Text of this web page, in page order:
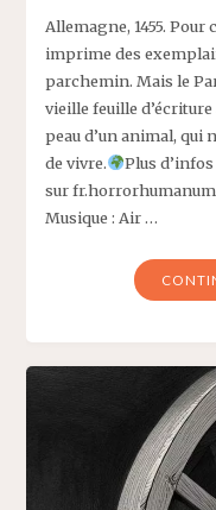
Allemagne, 1455.
imprime des
parchemin. Mais le
vieille feuille
peau d’un animal, qui
de vivre.
Plus d’infos
sur
Musique : Air …